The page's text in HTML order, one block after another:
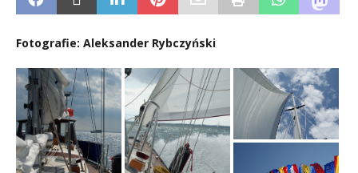
Fotografie: Aleksander Rybczyński